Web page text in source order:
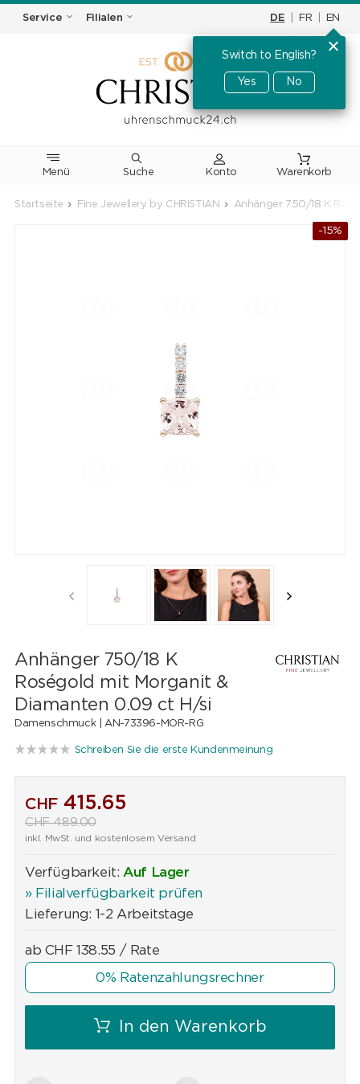
Service Filialen DE FR EN
Switch to English?
Yes No
Menü Suche Warenkorb
Startseite Fine Jewellery by CHRISTIAN Anhänger 750/18 K
-15%
Anhänger 750/18 K
Roségold mit Morganit &
Diamanten 0.09 ct H/si
Damenschmuck |AN-73396-MOR-RG
Schreiben Sie die erste Kundenmeinung
CHF415.65
CHF489.00
inkl. MwSt. und kostenlosem Versand
Verfügbarkeit: Auf Lager
» Filialverfügbarkeit prüfen
Lieferung: 1-2 Arbeitstage
ab CHF138.55 / Rate
0% Ratenzahlungsrechner
In den Warenkorb